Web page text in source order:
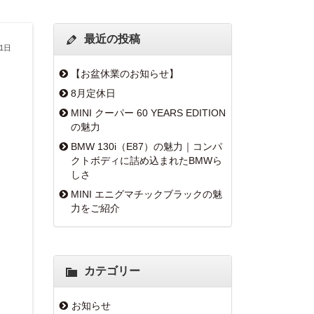
日
最近の投稿
【お盆休業のお知らせ】
8月定休日
MINI クーパー 60 YEARS EDITION
の魅力
BMW 130i（E87）の魅力｜コンパ
クトボディに詰め込まれたBMWら
しさ
MINI エニグマチックブラックの魅
力をご紹介
カテゴリー
お知らせ